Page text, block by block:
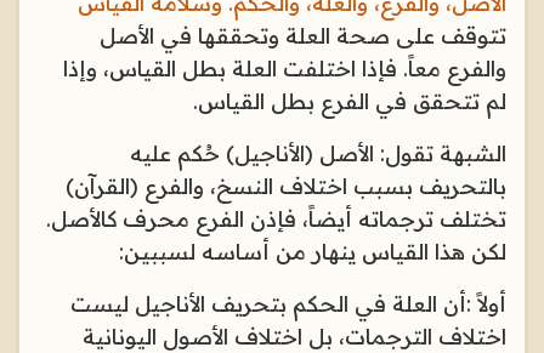
تتوقف على صحة العلة وتحققها في الأصل
والفرع معاً. فإذا اختلفت العلة بطل القياس، وإذا
لم تتحقق في الفرع بطل القياس.
الشبهة تقول: الأصل (الأناجيل) حُكم عليه
بالتحريف بسبب اختلاف النسخ، والفرع (القرآن)
تختلف ترجماته أيضاً، فإذن الفرع محرف كالأصل.
لكن هذا القياس ينهار من أساسه لسببين:
أولاً:أن العلة في الحكم بتحريف الأناجيل ليست
اختلاف الترجمات، بل اختلاف الأصول اليونانية